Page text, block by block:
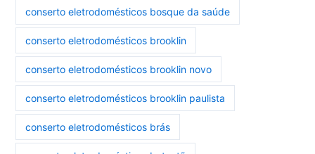
conserto eletrodomésticos bosque da saúde
conserto eletrodomésticos brooklin
conserto eletrodomésticos brooklin novo
conserto eletrodomésticos brooklin paulista
conserto eletrodomésticos brás